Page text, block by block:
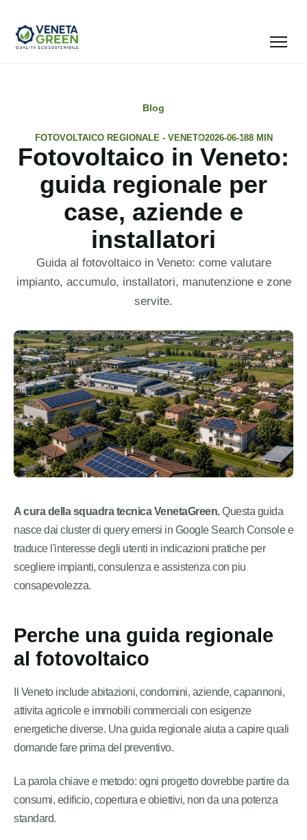
Blog
FOTOVOLTAICO REGIONALE - VENETO2026-06-188 MIN
Fotovoltaico in Veneto:
guida regionale per
case, aziende e
installatori
Guida al fotovoltaico in Veneto: come valutare
impianto, accumulo, installatori, manutenzione e zone
servite.
A cura della squadra tecnica VenetaGreen.Questa guida
nasce dai cluster di query emersi in Google Search Console e
traduce l'interesse degli utenti in indicazioni pratiche per
scegliere impianti, consulenza e assistenza con piu
consapevolezza.
Perche una guida regionale
al fotovoltaico
Il Veneto include abitazioni, condomini, aziende, capannoni,
attivita agricole e immobili commerciali con esigenze
energetiche diverse. Una guida regionale aiuta a capire quali
domande fare prima del preventivo.
La parola chiave e metodo: ogni progetto dovrebbe partire da
consumi, edificio, copertura e obiettivi, non da una potenza
standard.